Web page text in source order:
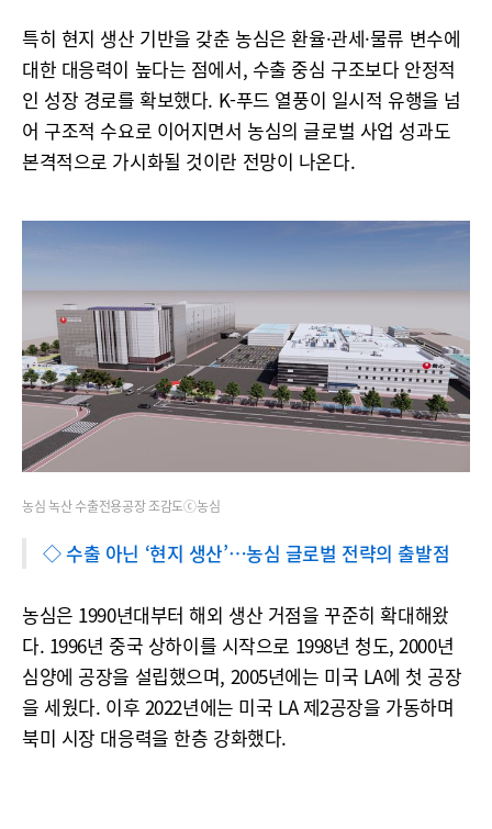
특히 현지 생산 기반을 갖춘 농심은 환율·관세·물류 변수에
대한 대응력이 높다는 점에서, 수출 중심 구조보다 안정적
인 성장 경로를 확보했다. K-푸드 열풍이 일시적 유행을 넘
어 구조적 수요로 이어지면서 농심의 글로벌 사업 성과도
본격적으로 가시화될 것이란 전망이 나온다.
농심 녹산 수출전용공장 조감도ⓒ농심
◇ 수출 아닌 ‘현지 생산’…농심 글로벌 전략의 출발점
농심은 1990년대부터 해외 생산 거점을 꾸준히 확대해왔
다. 1996년 중국 상하이를 시작으로 1998년 청도, 2000년
심양에 공장을 설립했으며, 2005년에는 미국 LA에 첫 공장
을 세웠다. 이후 2022년에는 미국 LA 제2공장을 가동하며
북미 시장 대응력을 한층 강화했다.